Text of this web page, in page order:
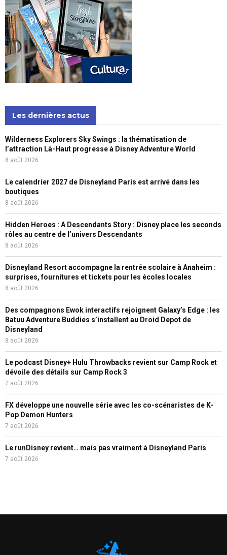
Les dernières actus
Wilderness Explorers Sky Swings : la thématisation de
l’attraction Là-Haut progresse à Disney Adventure World
8 août 2026
Le calendrier 2027 de Disneyland Paris est arrivé dans les
boutiques
8 août 2026
Hidden Heroes : A Descendants Story : Disney place les seconds
rôles au centre de l’univers Descendants
8 août 2026
Disneyland Resort accompagne la rentrée scolaire à Anaheim :
surprises, fournitures et tickets pour les écoles locales
8 août 2026
Des compagnons Ewok interactifs rejoignent Galaxy’s Edge : les
Batuu Adventure Buddies s’installent au Droid Depot de
Disneyland
8 août 2026
Le podcast Disney+ Hulu Throwbacks revient sur Camp Rock et
dévoile des détails sur Camp Rock 3
7 août 2026
FX développe une nouvelle série avec les co-scénaristes de K-
Pop Demon Hunters
7 août 2026
Le runDisney revient… mais pas vraiment à Disneyland Paris
7 août 2026